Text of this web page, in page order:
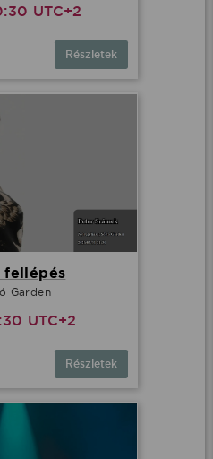
UTC+2
Részletek
fellépés
Garden
UTC+2
Részletek